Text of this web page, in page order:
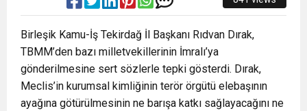
Birleşik Kamu-İş Tekirdağ İl Başkanı Rıdvan Dırak,
TBMM’den bazı milletvekillerinin İmralı’ya
gönderilmesine sert sözlerle tepki gösterdi. Dırak,
Meclis’in kurumsal kimliğinin terör örgütü elebaşının
ayağına götürülmesinin ne barışa katkı sağlayacağını ne